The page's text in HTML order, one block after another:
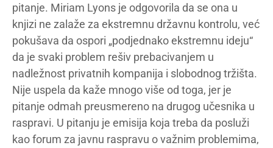
pitanje. Miriam Lyons je odgovorila da se ona u
knjizi ne zalaže za ekstremnu državnu kontrolu, već
pokušava da ospori „podjednako ekstremnu ideju“
da je svaki problem rešiv prebacivanjem u
nadležnost privatnih kompanija i slobodnog tržišta.
Nije uspela da kaže mnogo više od toga, jer je
pitanje odmah preusmereno na drugog učesnika u
raspravi. U pitanju je emisija koja treba da posluži
kao forum za javnu raspravu o važnim problemima,